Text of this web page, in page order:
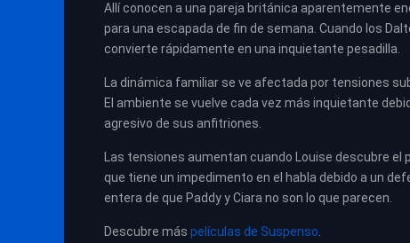
Allí conocen a una pareja británica aparentemente
para una escapada de fin de semana. Cuando los
convierte rápidamente en una inquietante pesadilla.
La dinámica familiar se ve afectada por tensiones
El ambiente se vuelve cada vez más inquietante
agresivo de sus anfitriones.
Las tensiones aumentan cuando Louise descubre
que tiene un impedimento en el habla debido a un
entera de que Paddy y Ciara no son lo que parecen.
Descubre más películas de Suspenso